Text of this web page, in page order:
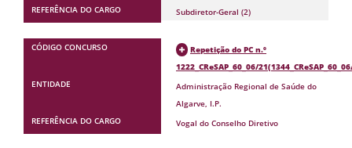
Subdiretor-Geral (2)
Repetição do PC n.º
1222_CReSAP_60_06/
Administração Regional de Saúde do
Algarve, I.P.
Vogal do Conselho Diretivo